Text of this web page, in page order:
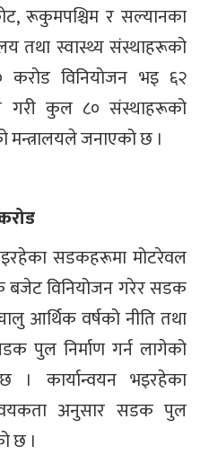
रूकुमपश्चिम र सल्यानका
तथा स्वास्थ्य संस्थाहरूको
करोड विनियोजन भइ ६२
गरी कुल ८० संस्थाहरूको
मन्त्रालयले जनाएको छ ।
सडकहरूमा मोटरेवल
विनियोजन गरेर सडक
आर्थिक वर्षको नीति तथा
पुल निर्माण गर्न लागेको
कार्यान्वयन भइरहेका
अनुसार सडक पुल
छ ।